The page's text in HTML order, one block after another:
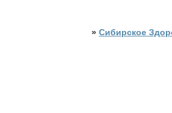
»Сибирское